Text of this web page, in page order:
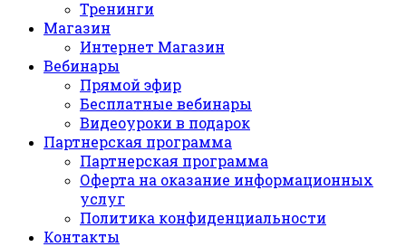
Тренинги
Магазин
Интернет Магазин
Вебинары
Прямой эфир
Бесплатные вебинары
Видеоуроки в подарок
Партнерская программа
Партнерская программа
Оферта на оказание информационных
услуг
Политика конфиденциальности
Контакты